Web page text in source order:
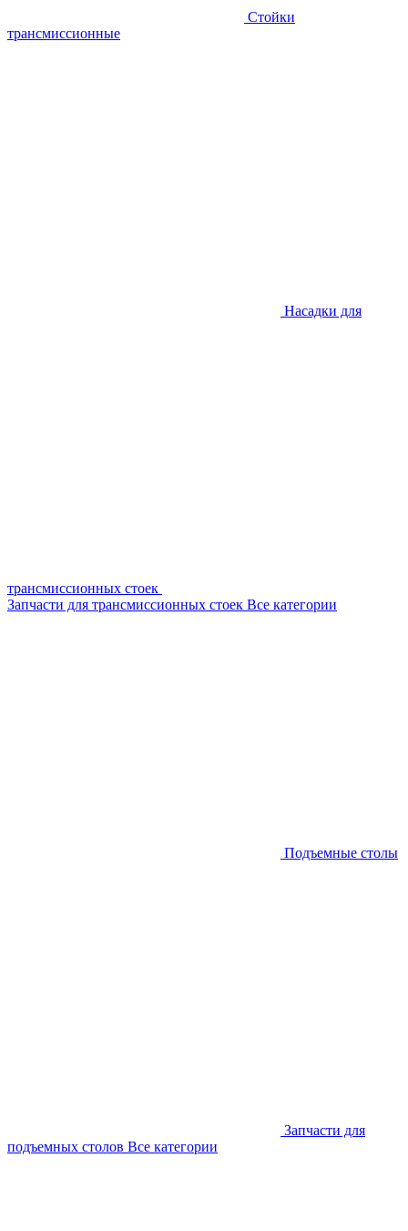
Стойки
трансмиссионные
Насадки для
трансмиссионных стоек
Запчасти для трансмиссионных стоек Все категории
Подъемные столы
Запчасти для
подъемных столов Все категории